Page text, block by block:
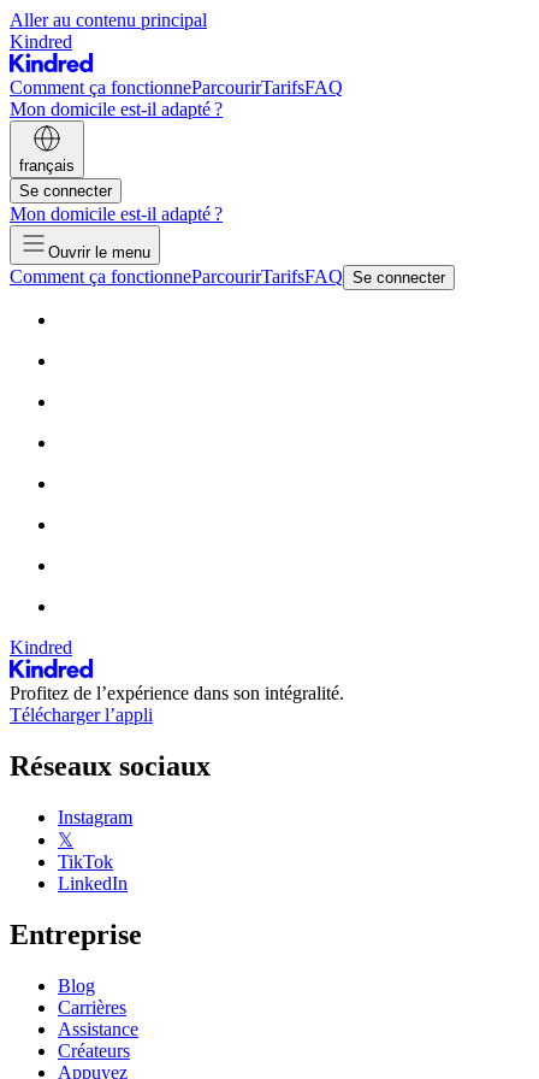
Aller au contenu principal
Kindred
Comment ça fonctionneParcourirTarifsFAQ
Mon domicile est-il adapté ?
français
Se connecter
Mon domicile est-il adapté ?
Ouvrir le menu
Comment ça fonctionneParcourirTarifsFAQ Se connecter
Kindred
Profitez de l’expérience dans son intégralité.
Télécharger l’appli
Réseaux sociaux
Instagram
𝕏
TikTok
LinkedIn
Entreprise
Blog
Carrières
Assistance
Créateurs
Appuyez